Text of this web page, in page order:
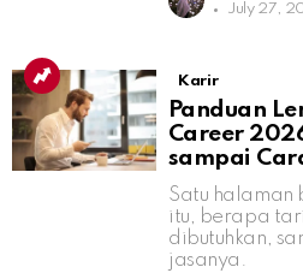
July 27,
Karir
Panduan
Career
sampai
Satu halaman
itu, berapa
dibutuhkan,
jasanya.